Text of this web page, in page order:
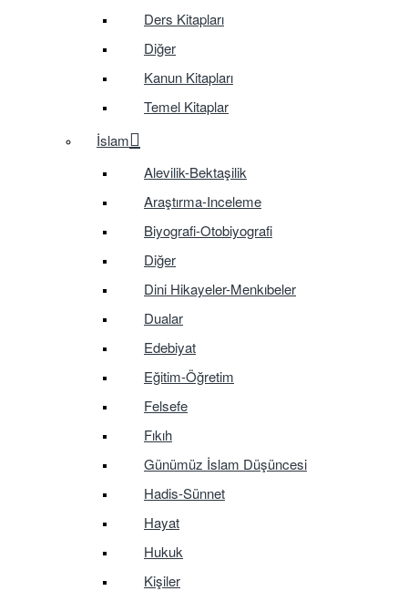
Ders Kitapları
Diğer
Kanun Kitapları
Temel Kitaplar
İslam
Alevilik-Bektaşilik
Araştırma-Inceleme
Biyografi-Otobiyografi
Diğer
Dini Hikayeler-Menkıbeler
Dualar
Edebiyat
Eğitim-Öğretim
Felsefe
Fıkıh
Günümüz İslam Düşüncesi
Hadis-Sünnet
Hayat
Hukuk
Kişiler